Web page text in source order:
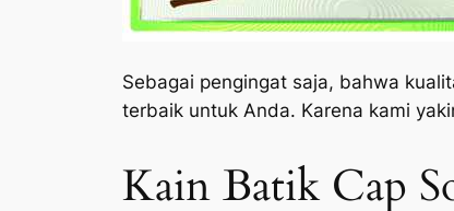
Sebagai pengingat saja, bahwa
terbaik untuk Anda. Karena kami
Kain Batik Cap